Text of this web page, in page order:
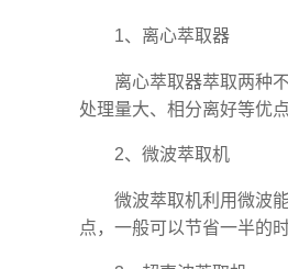
1、离心萃取器
离心萃取器萃取两种
处理量大、相分离好等优
2、微波萃取机
微波萃取机利用微波
点，一般可以节省一半的